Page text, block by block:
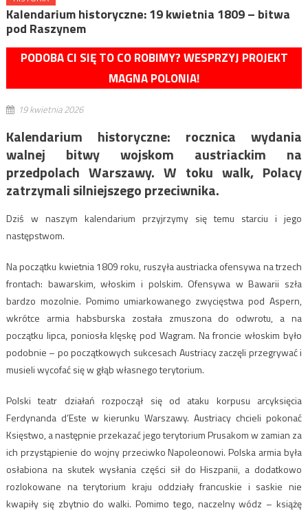
Kalendarium historyczne: 19 kwietnia 1809 – bitwa
pod Raszynem
PODOBA CI SIĘ TO CO ROBIMY? WESPRZYJ PROJEKT
MAGNA POLONIA!
19 kwietnia 2026
Kalendarium historyczne: rocznica wydania
walnej bitwy wojskom austriackim na
przedpolach Warszawy. W toku walk, Polacy
zatrzymali silniejszego przeciwnika.
Dziś w naszym kalendarium przyjrzymy się temu starciu i jego
następstwom.
Na początku kwietnia 1809 roku, ruszyła austriacka ofensywa na trzech
frontach: bawarskim, włoskim i polskim. Ofensywa w Bawarii szła
bardzo mozolnie. Pomimo umiarkowanego zwycięstwa pod Aspern,
wkrótce armia habsburska została zmuszona do odwrotu, a na
początku lipca, poniosła klęskę pod Wagram. Na froncie włoskim było
podobnie – po początkowych sukcesach Austriacy zaczęli przegrywać i
musieli wycofać się w głąb własnego terytorium.
Polski teatr działań rozpoczął się od ataku korpusu arcyksięcia
Ferdynanda d’Este w kierunku Warszawy. Austriacy chcieli pokonać
Księstwo, a następnie przekazać jego terytorium Prusakom w zamian za
ich przystąpienie do wojny przeciwko Napoleonowi. Polska armia była
osłabiona na skutek wysłania części sił do Hiszpanii, a dodatkowo
rozlokowane na terytorium kraju oddziały francuskie i saskie nie
kwapiły się zbytnio do walki. Pomimo tego, naczelny wódz – książę